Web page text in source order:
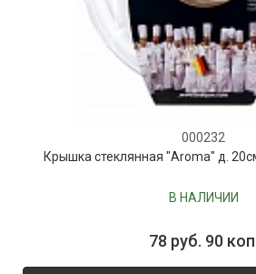
000232
Крышка стеклянная "Aroma" д.
В НАЛИЧИИ
78 руб. 90